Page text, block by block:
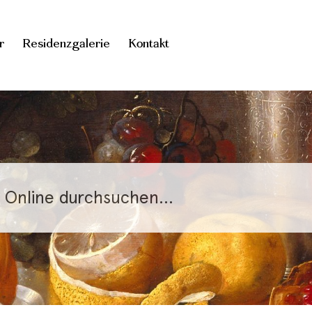
Residenzgalerie Kontakt